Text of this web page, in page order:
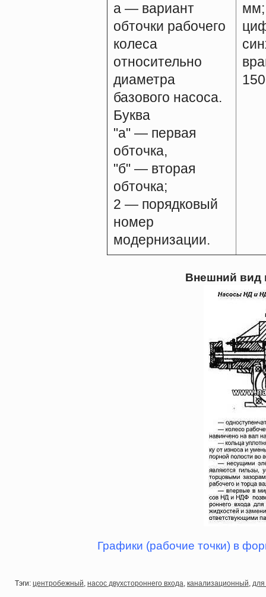
а — вариант
обточки рабочего
колеса
относительно
диаметра
базового насоса.
Буква
"а" — первая
обточка,
"б" — вторая
обточка;
2 — порядковый
номер
модернизации.
мм;
Внешний вид
Графики (рабочие точки) в
Тэги: центробежный, насос двухстороннего входа, канализационный, для